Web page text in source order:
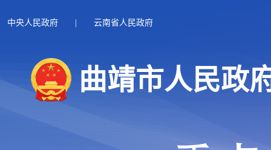
中央人民政府 | 云南省人民政府
曲靖市人民政